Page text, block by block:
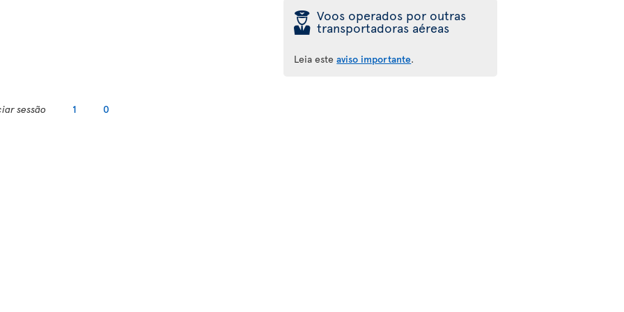
þ Voos operados por outras
transportadoras aéreas
Leia esteaviso importante.
sessão 1 0